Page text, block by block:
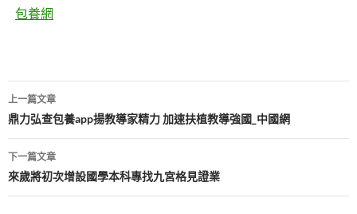
包養網
文
章
導
覽
上一篇文章
鼎力弘查包養app揚教導家精力 加速扶植教導強國_中國網
下一篇文章
來歲將初次增設國學本科專找九宮格見證業